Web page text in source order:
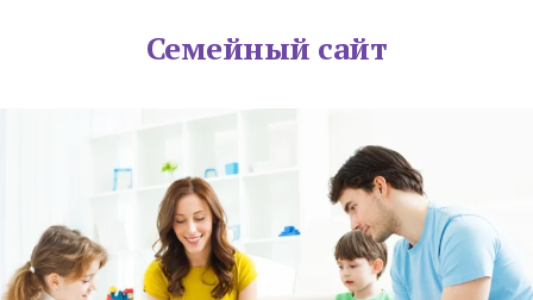
Семейный сайт